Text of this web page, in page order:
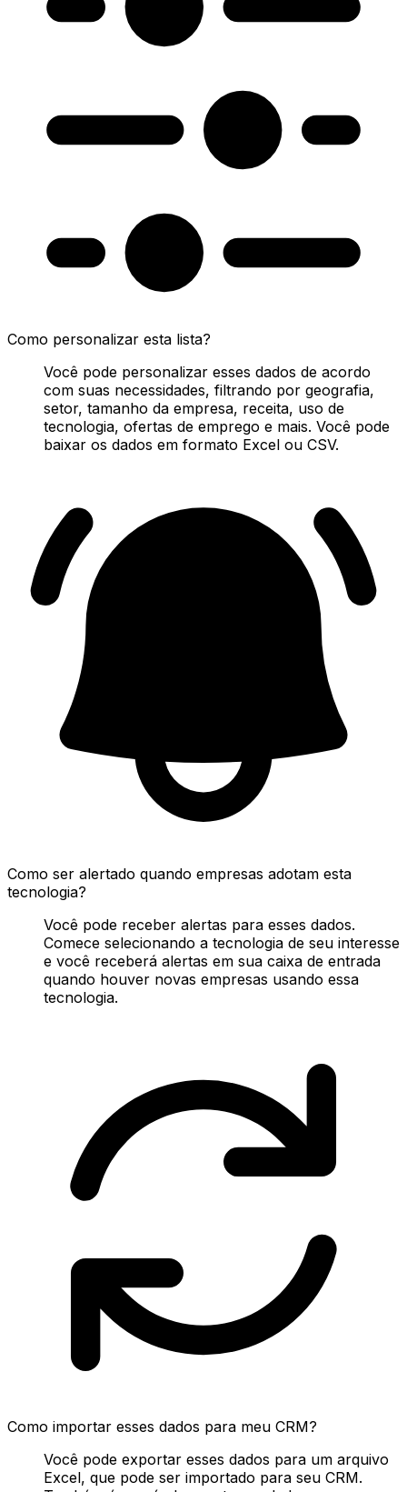
Como personalizar esta lista?
Você pode personalizar esses dados de acordo
com suas necessidades, filtrando por geografia,
setor, tamanho da empresa, receita, uso de
tecnologia, ofertas de emprego e mais. Você pode
baixar os dados em formato Excel ou CSV.
Como ser alertado quando empresas adotam esta
tecnologia?
Você pode receber alertas para esses dados.
Comece selecionando a tecnologia de seu interesse
e você receberá alertas em sua caixa de entrada
quando houver novas empresas usando essa
tecnologia.
Como importar esses dados para meu CRM?
Você pode exportar esses dados para um arquivo
Excel, que pode ser importado para seu CRM.